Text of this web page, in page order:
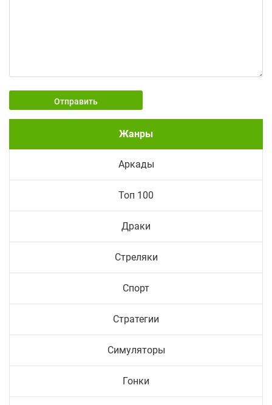
Отправить
Жанры
Аркады
Топ 100
Драки
Стреляки
Спорт
Стратегии
Симуляторы
Гонки